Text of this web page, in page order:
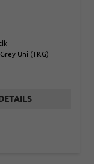
Uni (TKG)